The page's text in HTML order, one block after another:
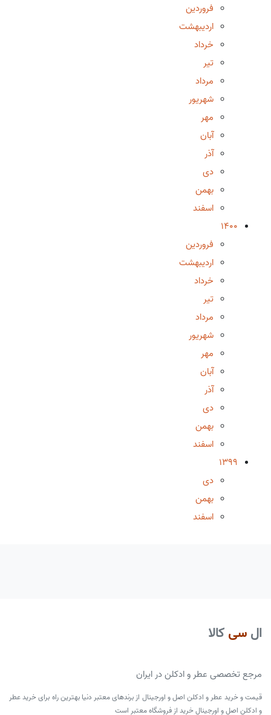
فروردین
اردیبهشت
خرداد
تیر
مرداد
شهریور
مهر
آبان
آذر
دی
بهمن
اسفند
1400
فروردین
اردیبهشت
خرداد
تیر
مرداد
شهریور
مهر
آبان
آذر
دی
بهمن
اسفند
1399
دی
بهمن
اسفند
ال سی کالا
مرجع تخصصی عطر و ادکلن در ایران
قیمت و خرید عطر و ادکلن اصل و اورجینال از برندهای معتبر دنیا بهترین راه برای خرید عطر
و ادکلن اصل و اورجینال خرید از فروشگاه معتبر است